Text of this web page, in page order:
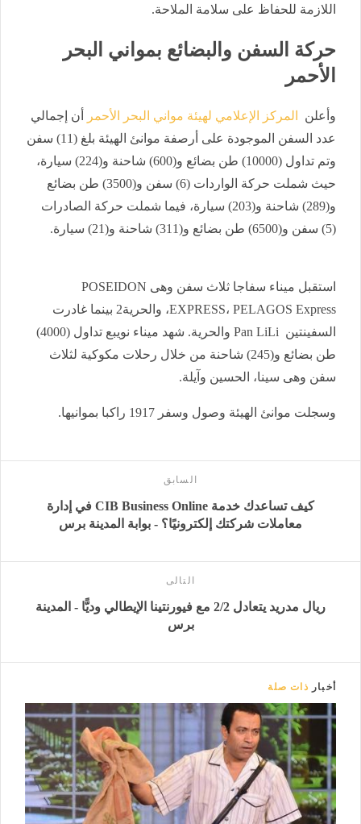
اللازمة للحفاظ على سلامة الملاحة.
حركة السفن والبضائع بمواني البحر
الأحمر
وأعلن المركز الإعلامي لهيئة مواني البحر الأحمر
أن إجمالي
عدد السفن الموجودة على أرصفة موانئ الهيئة بلغ (11) سفن
وتم تداول (10000) طن بضائع و(600) شاحنة و(224) سيارة،
حيث شملت حركة الواردات (6) سفن و(3500) طن بضائع
و(289) شاحنة و(203) سيارة، فيما شملت حركة الصادرات
(5) سفن و(6500) طن بضائع و(311) شاحنة و(21) سيارة.
استقبل ميناء سفاجا ثلاث سفن وهى POSEIDON
EXPRESS، PELAGOS Express، والحرية2 بينما غادرت
السفينتين Pan LiLi والحرية. شهد ميناء نويبع تداول (4000)
طن بضائع و(245) شاحنة من خلال رحلات مكوكية لثلاث
سفن وهى سينا، الحسين وآيلة.
وسجلت موانئ الهيئة وصول وسفر 1917 راكبا بموانيها.
السابق
كيف تساعدك خدمة CIB Business Online في إدارة
معاملات شركتك إلكترونيًا؟ - بوابة المدينة برس
التالى
ريال مدريد يتعادل 2/2 مع فيورنتينا الإيطالي وديًّا - المدينة
برس
أخبار ذات صلة